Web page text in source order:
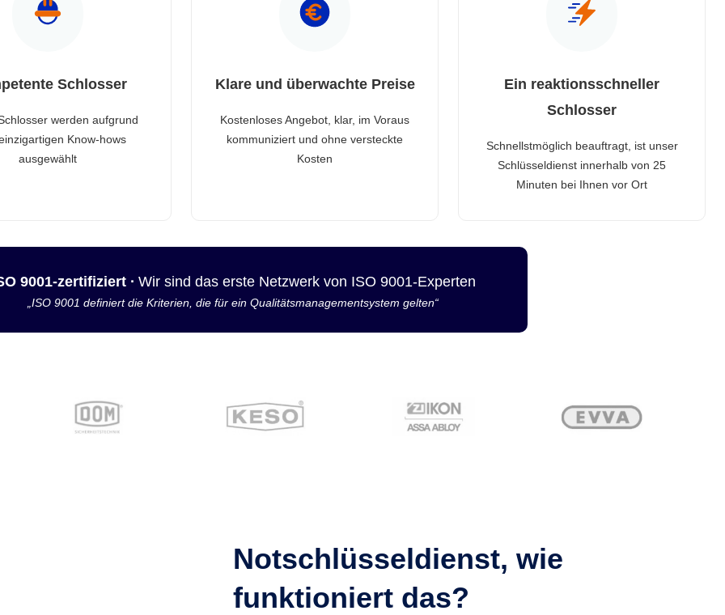
Schlosser
werden aufgrund
Know-hows
ausgewählt
Klare und überwachte Preise
Kostenloses Angebot, klar, im Voraus
kommuniziert und ohne versteckte
Kosten
Ein reaktionsschneller
Schlosser
Schnellstmöglich beauftragt, ist unser
Schlüsseldienst innerhalb von 25
Minuten bei Ihnen vor Ort
9001-zertifiziert · Wir sind das erste Netzwerk von ISO 9001-Experten
„ISO 9001 definiert die Kriterien, die für ein Qualitätsmanagementsystem gelten“
Notschlüsseldienst, wie
funktioniert das?